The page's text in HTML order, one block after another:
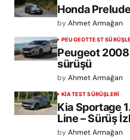
Honda
byAhmet Armağan
PEUGEOTTEST
Peugeot 2008
sürüşü
byAhmet Armağan
KIATEST SÜRÜŞLERİ
Kia Sportage
Line – Sürüş
byAhmet Armağan